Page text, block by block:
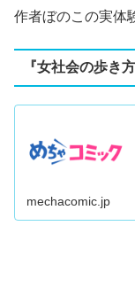
作者ぼのこの実体
『女社会の歩き
mechacomic.jp